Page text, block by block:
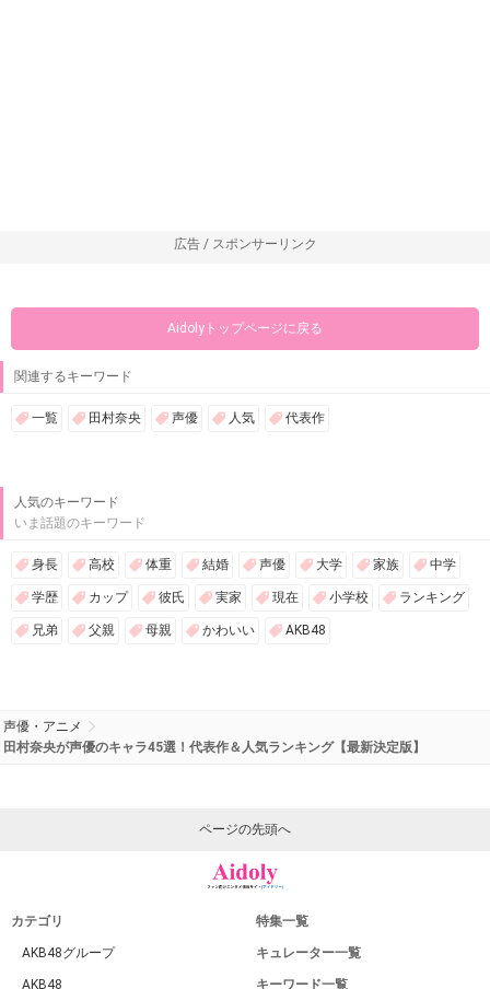
広告 / スポンサーリンク
Aidolyトップページに戻る
関連するキーワード
一覧 田村奈央 声優 人気 代表作
人気のキーワード
いま話題のキーワード
身長 高校 体重 結婚 声優 大学 家族 中学
学歴 カップ 彼氏 実家 現在 小学校 ランキング
兄弟 父親 母親 かわいい AKB48
声優・アニメ
田村奈央が声優のキャラ45選！代表作＆人気ランキング【最新決定版】
ページの先頭へ
カテゴリ
AKB48グループ
AKB48
特集一覧
キュレーター一覧
キーワード一覧